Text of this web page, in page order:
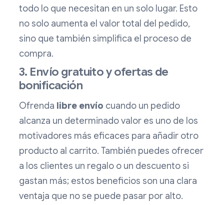
todo lo que necesitan en un solo lugar. Esto
no solo aumenta el valor total del pedido,
sino que también simplifica el proceso de
compra.
3. Envío gratuito y ofertas de
bonificación
Ofrenda libre envío cuando un pedido
alcanza un determinado valor es uno de los
motivadores más eficaces para añadir otro
producto al carrito. También puedes ofrecer
a los clientes un regalo o un descuento si
gastan más; estos beneficios son una clara
ventaja que no se puede pasar por alto.